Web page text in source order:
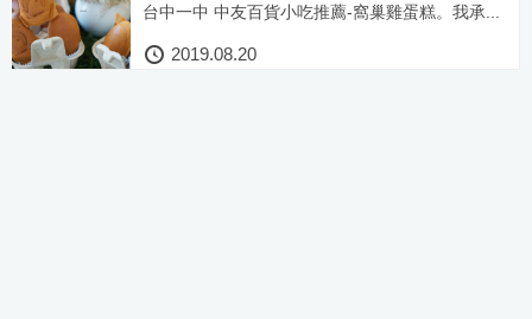
台中一中 中友百貨小吃推薦-窩巢雞蛋糕。我承...
2019.08.20